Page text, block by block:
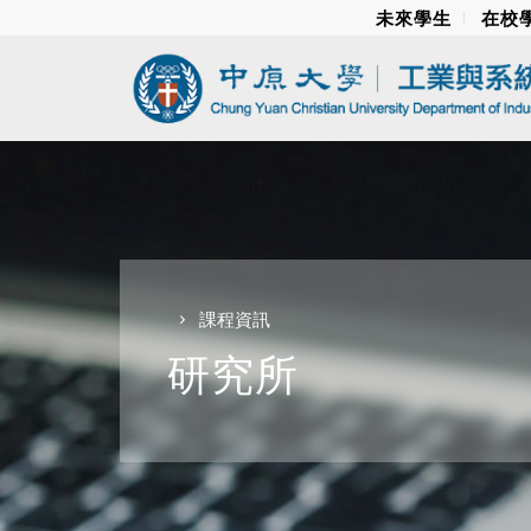
未來學生 在校
課程資訊
研究所